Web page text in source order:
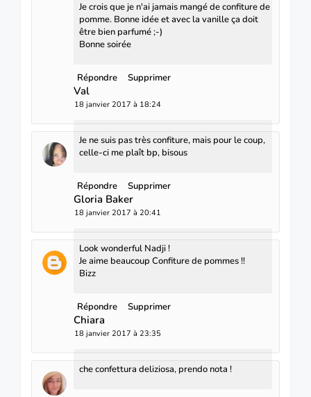
Je crois que je n'ai jamais mangé de confiture de
pomme. Bonne idée et avec la vanille ça doit
être bien parfumé ;-)
Bonne soirée
Répondre Supprimer
Val
18 janvier 2017 à 18:24
Je ne suis pas très confiture, mais pour le coup,
celle-ci me plaît bp, bisous
Répondre Supprimer
Gloria Baker
18 janvier 2017 à 20:41
Look wonderful Nadji !
Je aime beaucoup Confiture de pommes !!
Bizz
Répondre Supprimer
Chiara
18 janvier 2017 à 23:35
che confettura deliziosa, prendo nota !